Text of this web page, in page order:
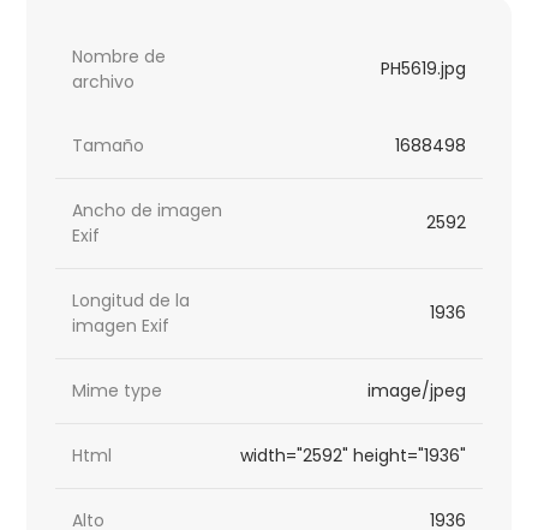
Nombre de
archivo
PH5619.jpg
Tamaño 1688498
Ancho de imagen
Exif
2592
Longitud de la
imagen Exif
1936
Mime type image/jpeg
Html width="2592" height="1936"
Alto 1936